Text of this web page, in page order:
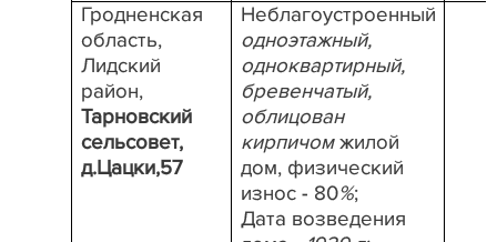
Гродненская
область,
Лидский
район,
Тарновский
сельсовет,
д.Цацки,57
Неблагоустроенный
одноэтажный,
одноквартирный,
бревенчатый,
облицован
кирпичомжилой
дом, физический
износ - 80%;
Дата возведения